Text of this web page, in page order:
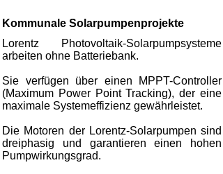
Lorentz Photovoltaik-Solarpumpsysteme
arbeiten ohne Batteriebank.
Sie verfügen über einen MPPT-Controller
(Maximum Power Point Tracking), der eine
maximale Systemeffizienz gewährleistet.
Die Motoren der Lorentz-Solarpumpen sind
dreiphasig und garantieren einen hohen
Pumpwirkungsgrad.
Kommunale Solarpumpenprojekte